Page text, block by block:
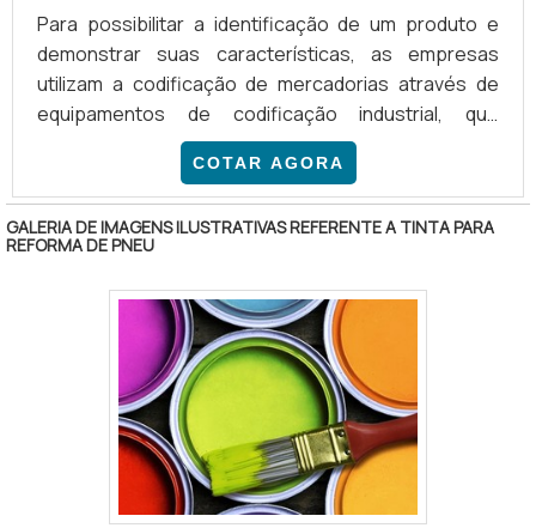
Para possibilitar a identificação de um produto e
demonstrar suas características, as empresas
utilizam a codificação de mercadorias através de
equipamentos de codificação industrial, que
consistem na atribuição de um código
representativo. Esta é a segunda etapa da
classificação de materiais, e consiste em padronizar
dados, agilizar a identificação e a localização dos
INFORMAÇÕES SOBRE OS EQUIPAMENTOSDe
acordo com os equipamentos, a precisão da marc.
COTAR AGORA
GALERIA DE IMAGENS ILUSTRATIVAS REFERENTE A TINTA PARA
REFORMA DE PNEU